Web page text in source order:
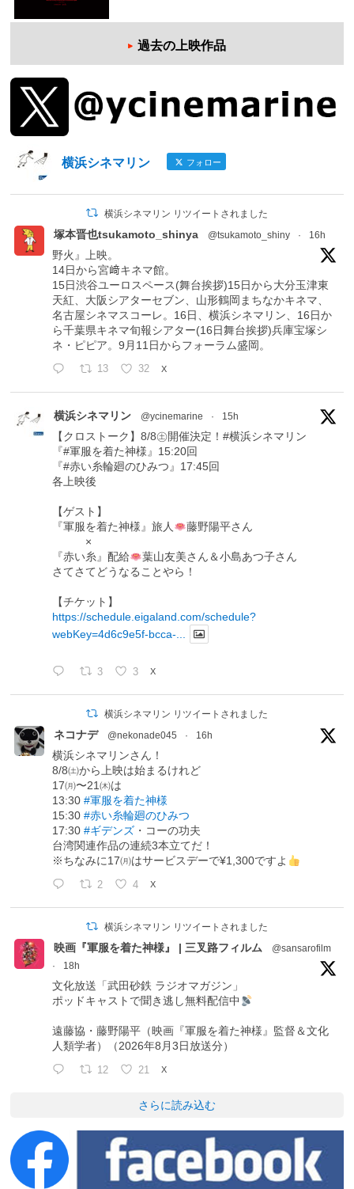
過去の上映作品
横浜シネマリン フォロー
横浜シネマリン リツイートされました
塚本晋也tsukamoto_shinya @tsukamoto_shiny · 16h
野火』上映。
14日から宮﨑キネマ館。
15日渋谷ユーロスペース(舞台挨拶)15日から大分玉津東
天紅、大阪シアターセブン、山形鶴岡まちなかキネマ、
名古屋シネマスコーレ。16日、横浜シネマリン、16日か
ら千葉県キネマ旬報シアター(16日舞台挨拶)兵庫宝塚シ
ネ・ピピア。9月11日からフォーラム盛岡。
13 32 X
横浜シネマリン @ycinemarine · 15h
【クロストーク】8/8㊏開催決定！#横浜シネマリン
『#軍服を着た神様』15:20回
『#赤い糸輪廻のひみつ』17:45回
各上映後
【ゲスト】
『軍服を着た神様』旅人
藤野陽平さん
×
『赤い糸』配給
葉山友美さん＆小島あつ子さん
さてさてどうなることやら！
【チケット】
https://schedule.eigaland.com/schedule?
webKey=4d6c9e5f-bcca-...
3 3 X
横浜シネマリン リツイートされました
ネコナデ @nekonade045 · 16h
横浜シネマリンさん！
8/8㈯から上映は始まるけれど
17㈪〜21㈭は
13:30#軍服を着た神様
15:30#赤い糸輪廻のひみつ
17:30#ギデンズ ・コーの功夫
台湾関連作品の連続3本立てだ！
※ちなみに17㈪はサービスデーで¥1,300ですよ
2 4 X
横浜シネマリン リツイートされました
映画『軍服を着た神様』 | 三叉路フィルム
@sansarofilm
·
18h
文化放送「武田砂鉄 ラジオマガジン」
ポッドキャストで聞き逃し無料配信中
遠藤協・藤野陽平（映画『軍服を着た神様』監督＆文化
人類学者）（2026年8月3日放送分）
12 21 X
さらに読み込む